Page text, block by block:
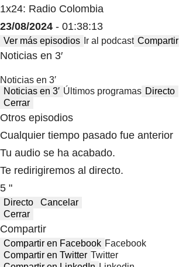
1x24: Radio Colombia
23/08/2024 - 01:38:13
Ver más episodios Ir al podcast Compartir
Noticias en 3′
Noticias en 3′
Noticias en 3′ Últimos programas Directo
Cerrar
Otros episodios
Cualquier tiempo pasado fue anterior
Tu audio se ha acabado.
Te redirigiremos al directo.
5 "
Directo
Cancelar
Cerrar
Compartir
Compartir en Facebook Facebook
Compartir en Twitter Twitter